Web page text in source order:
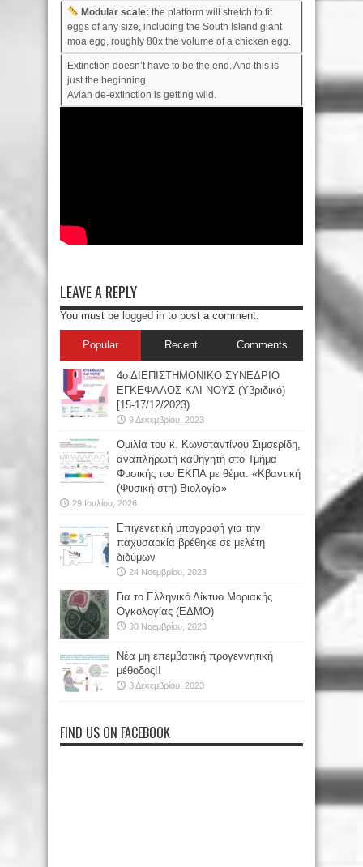
Modular scale: the platform will stretch to fit
eggs of any size, including the South Island giant
moa egg, roughly 80x the volume of a chicken egg.
Extinction doesn’t have to be the end. And this is
just the beginning.
Avian de-extinction is getting wild.
LEAVE A REPLY
You must be logged in to post a comment.
Popular Recent Comments
4ο ΔΙΕΠΙΣΤΗΜΟΝΙΚΟ ΣΥΝΕΔΡΙΟ
ΕΓΚΕΦΑΛΟΣ ΚΑΙ ΝΟΥΣ (Υβριδικό)
[15-17/12/2023)
9 Δεκεμβρίου, 2023
Oμιλία του κ. Κωνσταντίνου Σιμσερίδη,
αναπληρωτή καθηγητή στο Τμήμα
Φυσικής του ΕΚΠΑ με θέμα: «Κβαντική
(Φυσική στη) Βιολογία»
29 Ιουλίου, 2026
Επιγενετική υπογραφή για την
παχυσαρκία βρέθηκε σε μελέτη
διδύμων
24 Νοεμβρίου, 2023
Για το Ελληνικό Δίκτυο Μοριακής
Ογκολογίας (ΕΔΜΟ)
30 Νοεμβρίου, 2023
Νέα μη επεμβατική προγεννητική
μέθοδος!!
3 Δεκεμβρίου, 2023
FIND US ON FACEBOOK